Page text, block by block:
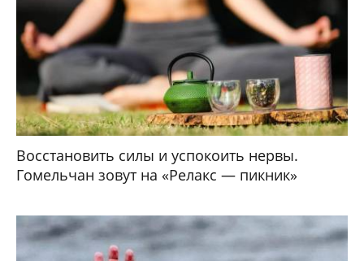
Восстановить силы и успокоить нервы.
Гомельчан зовут на «Релакс — пикник»